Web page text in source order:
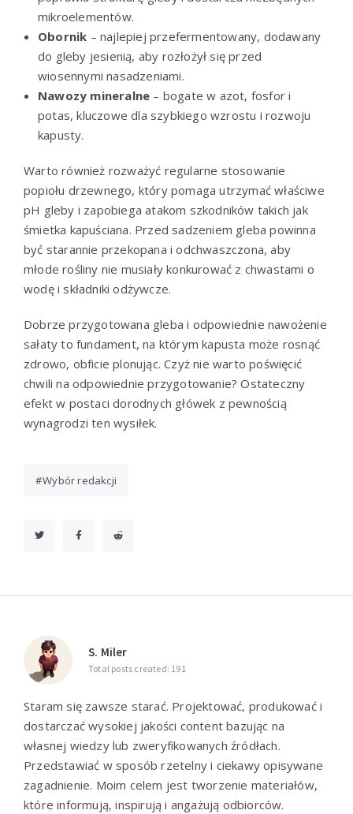
mikroelementów.
Obornik – najlepiej przefermentowany, dodawany
do gleby jesienią, aby rozłożył się przed
wiosennymi nasadzeniami.
Nawozy mineralne – bogate w azot, fosfor i
potas, kluczowe dla szybkiego wzrostu i rozwoju
kapusty.
Warto również rozważyć regularne stosowanie
popiołu drzewnego, który pomaga utrzymać właściwe
pH gleby i zapobiega atakom szkodników takich jak
śmietka kapuściana. Przed sadzeniem gleba powinna
być starannie przekopana i odchwaszczona, aby
młode rośliny nie musiały konkurować z chwastami o
wodę i składniki odżywcze.
Dobrze przygotowana gleba i odpowiednie nawożenie
sałaty to fundament, na którym kapusta może rosnąć
zdrowo, obficie plonując. Czyż nie warto poświęcić
chwili na odpowiednie przygotowanie? Ostateczny
efekt w postaci dorodnych główek z pewnością
wynagrodzi ten wysiłek.
Wybór redakcji
S. Miler
Total posts created: 191
Staram się zawsze starać. Projektować, produkować i
dostarczać wysokiej jakości content bazując na
własnej wiedzy lub zweryfikowanych źródłach.
Przedstawiać w sposób rzetelny i ciekawy opisywane
zagadnienie. Moim celem jest tworzenie materiałów,
które informują, inspirują i angażują odbiorców.